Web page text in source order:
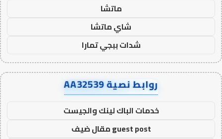
ماتشا
شاي ماتشا
شدات ببجي تمارا
روابط نصية AA32539
خدمات الباك لينك والجيست
guest post مقال ضيف